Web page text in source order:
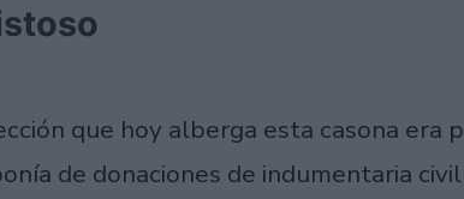
que hoy alberga esta casona era
de donaciones de indumentaria